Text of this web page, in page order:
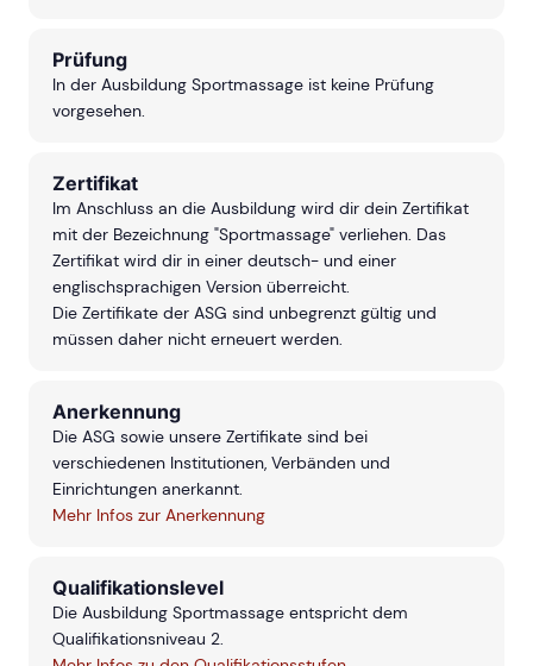
Prüfung
In der Ausbildung Sportmassage ist keine Prüfung
vorgesehen.
Zertifikat
Im Anschluss an die Ausbildung wird dir dein Zertifikat
mit der Bezeichnung "Sportmassage" verliehen. Das
Zertifikat wird dir in einer deutsch- und einer
englischsprachigen Version überreicht.
Die Zertifikate der ASG sind unbegrenzt gültig und
müssen daher nicht erneuert werden.
Anerkennung
Die ASG sowie unsere Zertifikate sind bei
verschiedenen Institutionen, Verbänden und
Einrichtungen anerkannt.
Mehr Infos zur Anerkennung
Qualifikationslevel
Die Ausbildung Sportmassage entspricht dem
Qualifikationsniveau 2.